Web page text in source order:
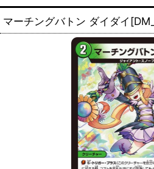
マーチングバトン ダイダイ